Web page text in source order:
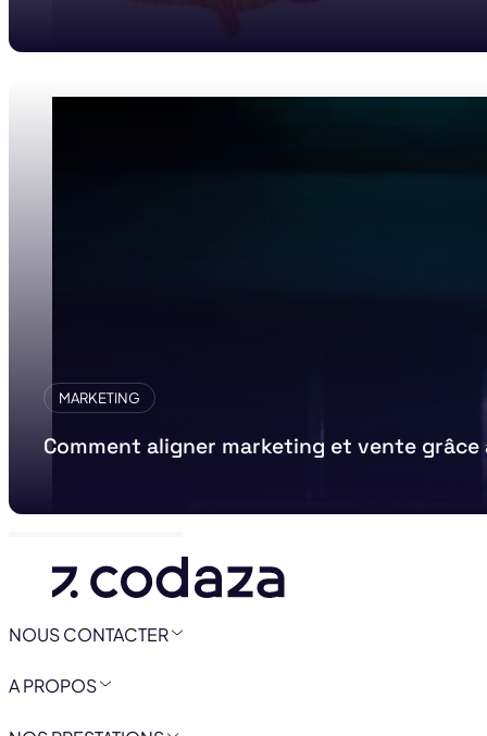
MARKETING
Comment aligner marketing et vente grâce
NOUS CONTACTER
A PROPOS